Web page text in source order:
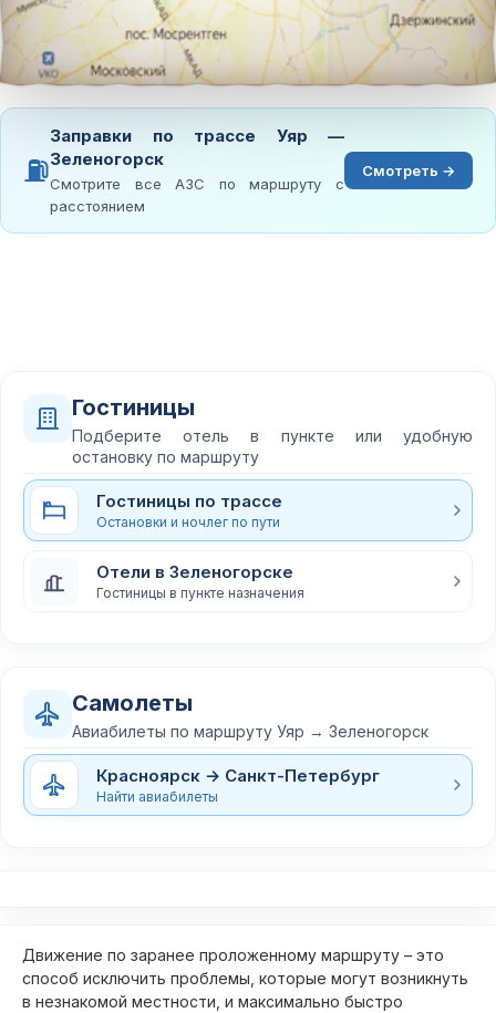
⛽
Заправки по трассе Уяр —
Зеленогорск
Смотрите все АЗС по маршруту с
расстоянием
Смотреть →
Гостиницы
Подберите отель в пункте или удобную
остановку по маршруту
Гостиницы по трассе
Остановки и ночлег по пути
Отели в Зеленогорске
Гостиницы в пункте назначения
Самолеты
Авиабилеты по маршруту Уяр → Зеленогорск
Красноярск → Санкт-Петербург
Найти авиабилеты
Движение по заранее проложенному маршруту – это
способ исключить проблемы, которые могут возникнуть
в незнакомой местности, и максимально быстро